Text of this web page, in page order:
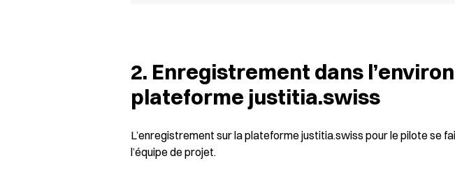
2. Enregistrement dans
plateforme justitia.swiss
L’enregistrement sur la plateforme justitia.swiss pour le pilote se
l’équipe de projet.